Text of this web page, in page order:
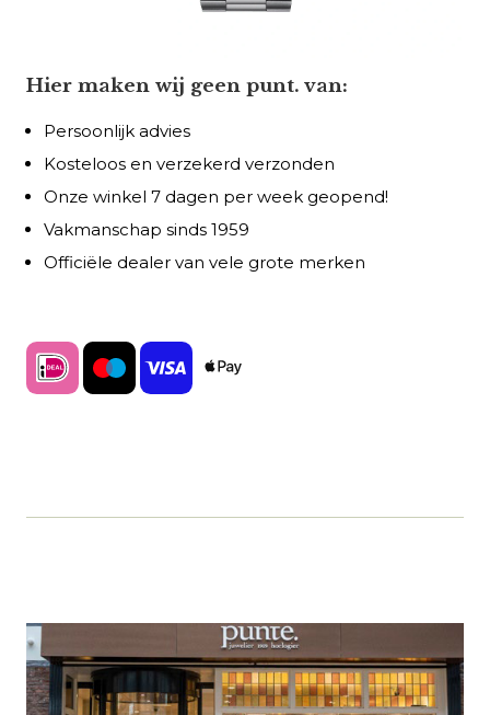
Hier maken wij geen punt. van:
Persoonlijk advies
Kosteloos en verzekerd verzonden
Onze winkel 7 dagen per week geopend!
Vakmanschap sinds 1959
Officiële dealer van vele grote merken